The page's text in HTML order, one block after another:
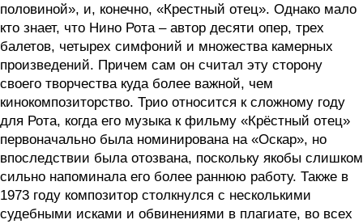
половиной», и, конечно, «Крестный отец». Однако мало
кто знает, что Нино Рота – автор десяти опер, трех
балетов, четырех симфоний и множества камерных
произведений. Причем сам он считал эту сторону
своего творчества куда более важной, чем
кинокомпозиторство. Трио относится к сложному году
для Рота, когда его музыка к фильму «Крёстный отец»
первоначально была номинирована на «Оскар», но
впоследствии была отозвана, поскольку якобы слишком
сильно напоминала его более раннюю работу. Также в
1973 году композитор столкнулся с несколькими
судебными исками и обвинениями в плагиате, во всех